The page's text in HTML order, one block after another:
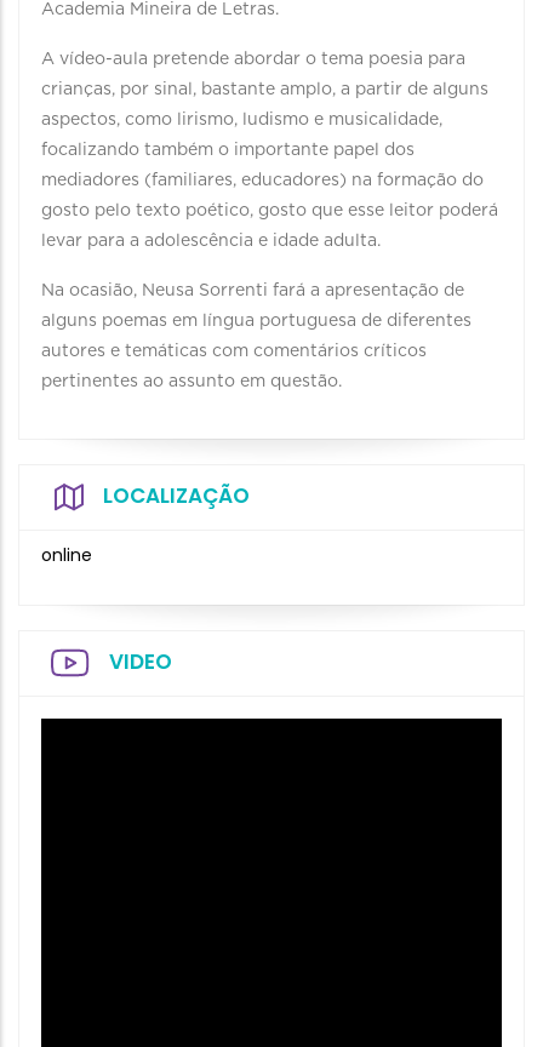
Academia Mineira de Letras.
A vídeo-aula pretende abordar o tema poesia para
crianças, por sinal, bastante amplo, a partir de alguns
aspectos, como lirismo, ludismo e musicalidade,
focalizando também o importante papel dos
mediadores (familiares, educadores) na formação do
gosto pelo texto poético, gosto que esse leitor poderá
levar para a adolescência e idade adulta.
Na ocasião, Neusa Sorrenti fará a apresentação de
alguns poemas em língua portuguesa de diferentes
autores e temáticas com comentários críticos
pertinentes ao assunto em questão.
LOCALIZAÇÃO
online
VIDEO